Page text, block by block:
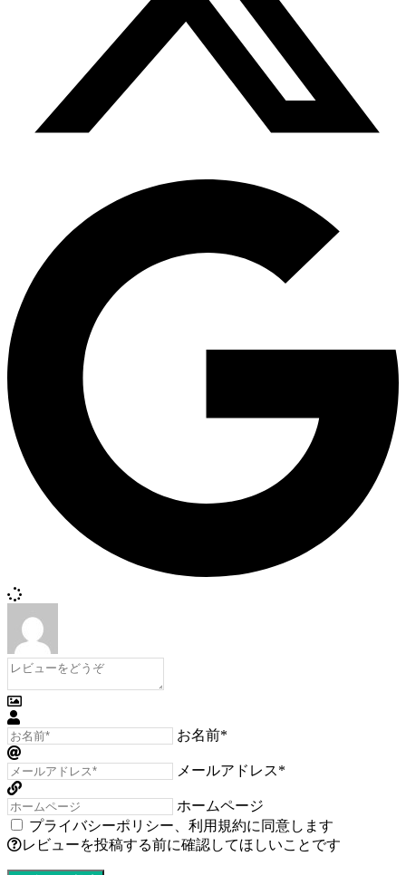
お名前*
メールアドレス*
ホームページ
プライバシーポリシー
利用規約に同意します
レビューを投稿する前に確認してほしいことです